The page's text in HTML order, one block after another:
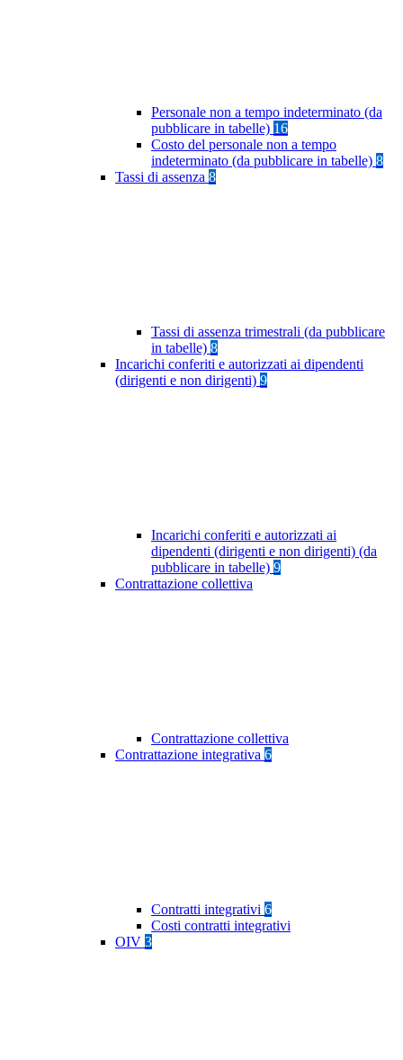
Personale non a tempo indeterminato (da
pubblicare in tabelle) 16
Costo del personale non a tempo
indeterminato (da pubblicare in tabelle) 8
Tassi di assenza 8
Tassi di assenza trimestrali (da pubblicare
in tabelle) 8
Incarichi conferiti e autorizzati ai dipendenti
(dirigenti e non dirigenti) 9
Incarichi conferiti e autorizzati ai
dipendenti (dirigenti e non dirigenti) (da
pubblicare in tabelle) 9
Contrattazione collettiva
Contrattazione collettiva
Contrattazione integrativa 6
Contratti integrativi 6
Costi contratti integrativi
OIV 3